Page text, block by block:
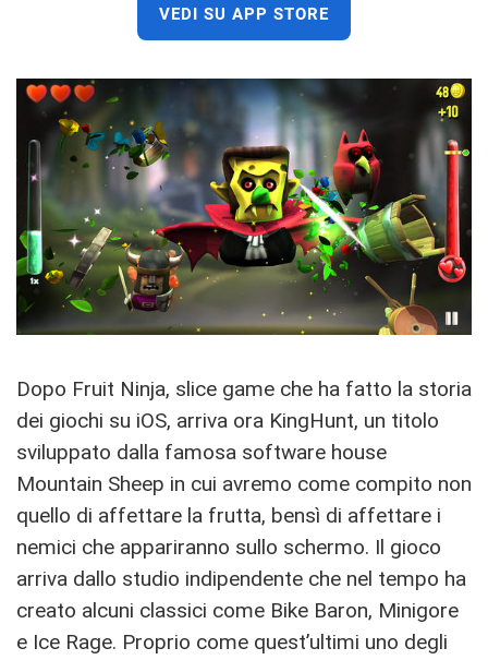
VEDI SU APP STORE
Dopo Fruit Ninja, slice game che ha fatto la storia
dei giochi su iOS, arriva ora KingHunt, un titolo
sviluppato dalla famosa software house
Mountain Sheep in cui avremo come compito non
quello di affettare la frutta, bensì di affettare i
nemici che appariranno sullo schermo. Il gioco
arriva dallo studio indipendente che nel tempo ha
creato alcuni classici come Bike Baron, Minigore
e Ice Rage. Proprio come quest’ultimi uno degli